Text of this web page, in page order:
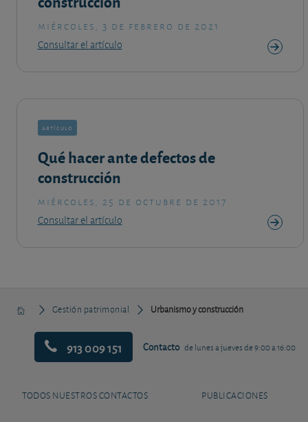
miércoles, 3 de febrero de 2021
Consultar el artículo
artículo
Qué hacer ante defectos de
construcción
miércoles, 25 de octubre de 2017
Consultar el artículo
Gestión patrimonial Urbanismo y construcción
913 009 151 Contacto de lunes a jueves de 9:00 a 16:00
TODOS NUESTROS CONTACTOS PUBLICACIONES